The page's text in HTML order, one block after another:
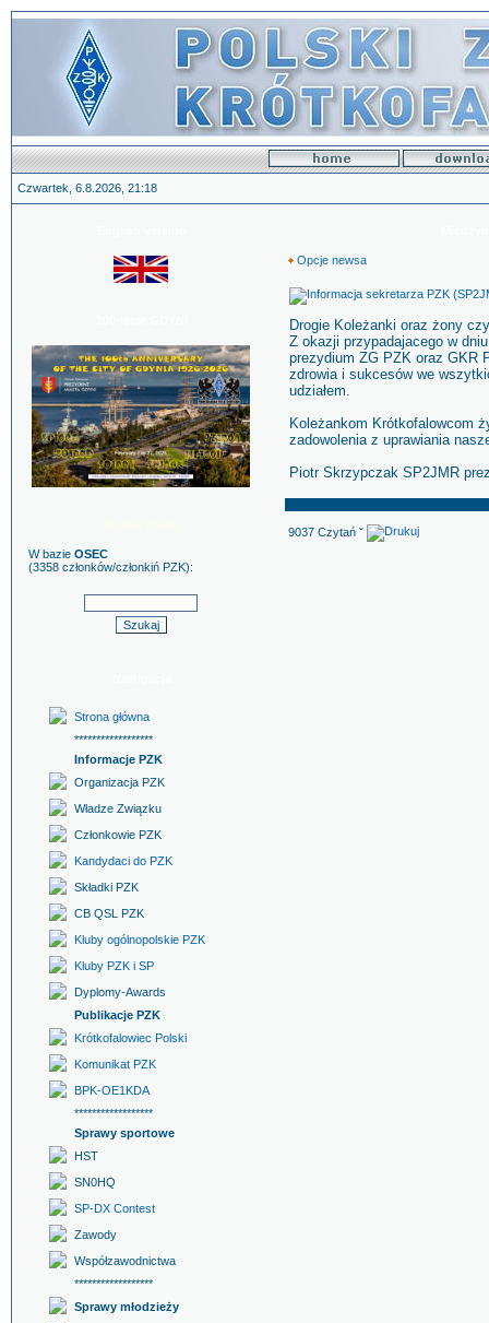
Czwartek, 6.8.2026, 21:18
W bazie OSEC
(3358 członków/członkiń PZK):
Strona główna
******************
Informacje PZK
Organizacja PZK
Władze Związku
Członkowie PZK
Kandydaci do PZK
Składki PZK
CB QSL PZK
Kluby ogólnopolskie PZK
Kluby PZK i SP
Dyplomy-Awards
Publikacje PZK
Krótkofalowiec Polski
Komunikat PZK
BPK-OE1KDA
******************
Sprawy sportowe
HST
SN0HQ
SP-DX Contest
Zawody
Współzawodnictwa
******************
Sprawy młodzieży
Opcje newsa
Drogie Koleżanki oraz żony
Z okazji przypadajacego w
prezydium ZG PZK oraz GKR
zdrowia i sukcesów we
udziałem.
Koleżankom Krótkofalowcom
zadowolenia z uprawiania
Piotr Skrzypczak SP2JMR
9037 Czytań ˇ